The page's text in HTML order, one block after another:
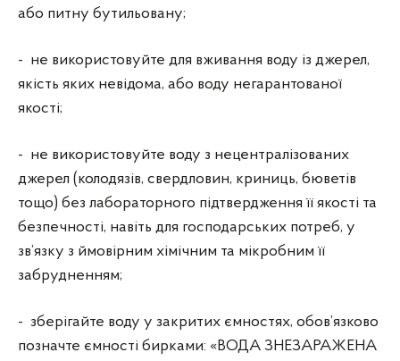
або питну бутильовану;
- не використовуйте для вживання воду із джерел,
якість яких невідома, або воду негарантованої
якості;
- не використовуйте воду з нецентралізованих
джерел (колодязів, свердловин, криниць, бюветів
тощо) без лабораторного підтвердження її якості та
безпечності, навіть для господарських потреб, у
зв’язку з ймовірним хімічним та мікробним її
забрудненням;
- зберігайте воду у закритих ємностях, обов’язково
позначте ємності бирками: «ВОДА ЗНЕЗАРАЖЕНА